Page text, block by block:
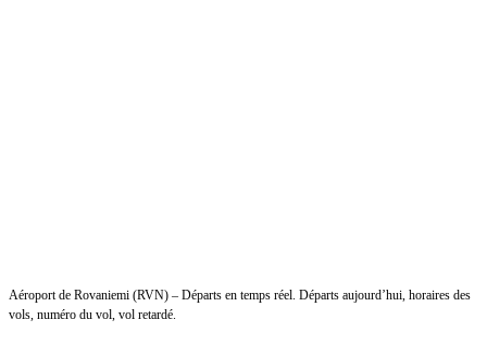
Aéroport de Rovaniemi (RVN) – Départs en temps réel. Départs aujourd’hui, horaires des
vols, numéro du vol, vol retardé.